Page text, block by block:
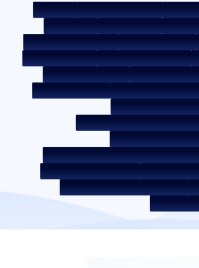
साईटमॅप फेअर प्रॅक्टिस कोड बेंचमार्क
सेल नोटीस
ऑक्शन पोर्टल कुकी
व्हिसल ब्लोअर पॉलिसी
तक्रार पोस्ट करा
क्वॉलिटी पॉलिसी
सोशल मीडिया पॉलिसी
फी आणि अन्य शुल्क
आवश्यक डॉक्युमेंट
को-लेंडिंग पॉलिसी
को-लेंडिंग पार्टनरशिप
कर्जदार जागरूकता -
कर्जदार जागरूकता - प्रॉपर्टी
कॉर्पोरेट गव्हर्नन्स
SARFAESI कायदा 2002 अंतर्गत
डिजिटल सोर्सिंग पार्टनर
लिक्विडिटी
सीकेवायसी जागरूकता व्हिडिओ
भारतातील